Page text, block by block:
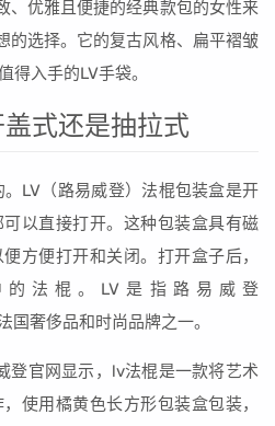
、优雅且便捷的经典款包的女性来
的选择。它的复古风格、扁平褶皱
得入手的LV手袋。
式还是抽拉式
LV（路易威登）法棍包装盒是开
以直接打开。这种包装盒具有磁
方便打开和关闭。打开盒子后，
法棍。LV是指路易威登
国奢侈品和时尚品牌之一。
登官网显示，lv法棍是一款将艺术
使用橘黄色长方形包装盒包装，